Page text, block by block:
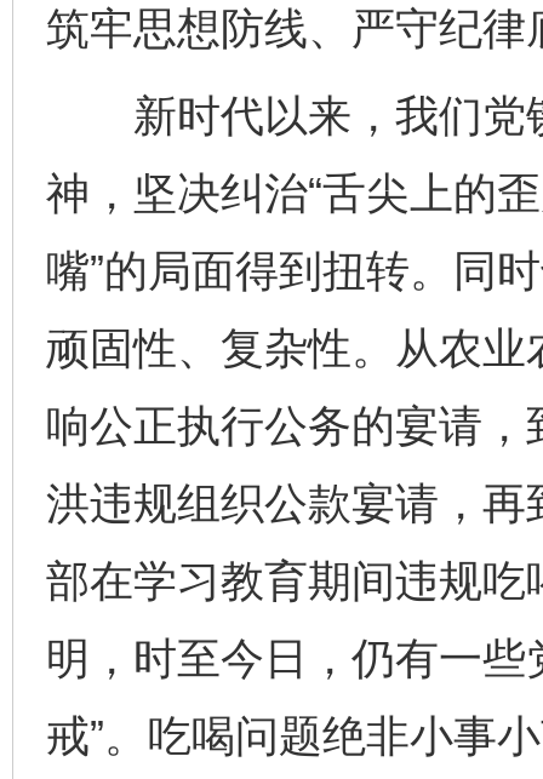
筑牢思想防线、严守纪律
新时代以来，我们党
神，坚决纠治“舌尖上的
嘴”的局面得到扭转。同
顽固性、复杂性。从农
响公正执行公务的宴请
洪违规组织公款宴请，
部在学习教育期间违规
明，时至今日，仍有一些
戒”。吃喝问题绝非小事